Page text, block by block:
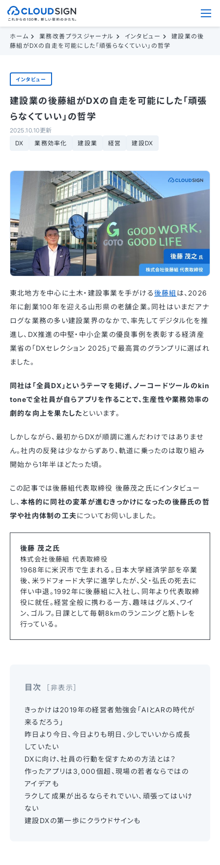
ホーム 業務改善プラスジャーナル インタビュー
建設業の後
藤組がDXの自走を可能にした「頑張らなくていい」の哲学
インタビュー
建設業の後藤組がDXの自走を可能にした「頑張
らなくていい」の哲学
2025.10.10更新
DX
業務効率化 建設業 経営 建設DX
東北地方を中心に土木・建設事業を手がける後藤組 は、2026
年に創業100年を迎える山形県の老舗企業。同社はいまだアナ
ログな業務の多い建設業界のなかで、率先してデジタル化を推
進し、DX推進の中堅・中小企業の優良事例を表彰する経済産
業省の「DXセレクション 2025」で最高賞のグランプリに選ばれ
ました。
同社は「全員DX」というテーマを掲げ、ノーコードツールのkin
toneで全社員が自らアプリを作ることで、生産性や業務効率の
劇的な向上を果たしたといいます。
しかしながら、最初からDXが順調に進んだわけではありませ
ん。社内の反発は少なからずあり、軌道に乗ったのは取り組み
開始から1年半ほどたった頃。
この記事では後藤組代表取締役 後藤茂之氏にインタビュー
し、 本格的に同社の変革が進むきっかけになったの後藤氏の哲
学や社内体制の工夫についてお伺いしました。
後藤 茂之氏
株式会社後藤組 代表取締役
1968年に米沢市で生まれる。日本大学経済学部を卒業
後、米ラドフォード大学に進学したが、父・弘氏の死去に
伴い中退。1992年に後藤組に入社し、同年より代表取締
役に就任。経営全般に携わる一方、趣味はグルメ、ワイ
ン、ゴルフ。日課として毎朝8kmのランニングと筋トレを
行っている。
目次 非表示
きっかけは2019年の経営者勉強会「AIとARの時代が
来るだろう」
昨日より今日、今日よりも明日、少しでいいから成長
していたい
DXに向け、社員の行動を促すための方法とは？
作ったアプリは3,000個超、現場の若者ならではの
アイデアも
ラクして成果が出るならそれでいい、頑張ってはいけ
ない
建設DXの第一歩にクラウドサインも